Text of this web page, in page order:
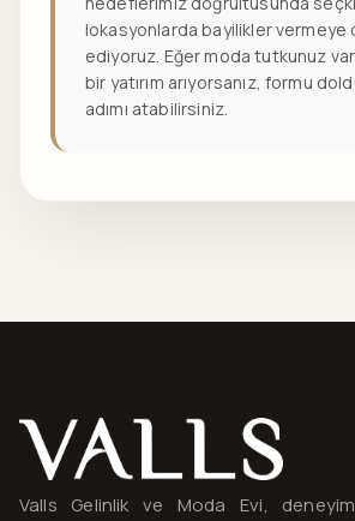
lokasyonlarda bayilikler vermeye
ediyoruz. Eğer moda tutkunuz
bir yatırım arıyorsanız, formu
adımı atabilirsiniz.
Valls® — site haritası ve
Valls Gelinlik ve Moda Evi,